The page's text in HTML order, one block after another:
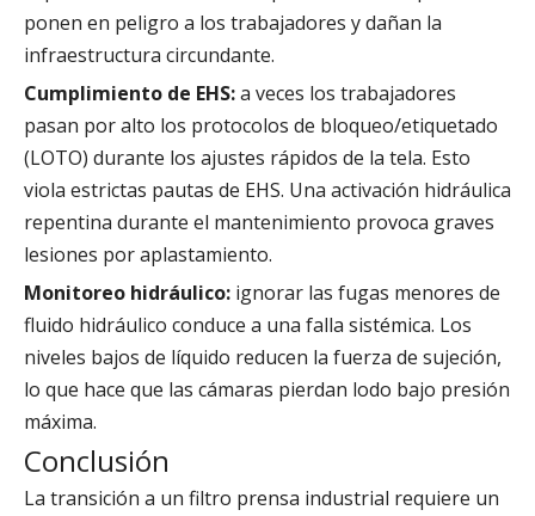
ponen en peligro a los trabajadores y dañan la
infraestructura circundante.
Cumplimiento de EHS:a veces los trabajadores
pasan por alto los protocolos de bloqueo/etiquetado
(LOTO) durante los ajustes rápidos de la tela. Esto
viola estrictas pautas de EHS. Una activación hidráulica
repentina durante el mantenimiento provoca graves
lesiones por aplastamiento.
Monitoreo hidráulico: ignorar las fugas menores de
fluido hidráulico conduce a una falla sistémica. Los
niveles bajos de líquido reducen la fuerza de sujeción,
lo que hace que las cámaras pierdan lodo bajo presión
máxima.
Conclusión
La transición a un filtro prensa industrial requiere un